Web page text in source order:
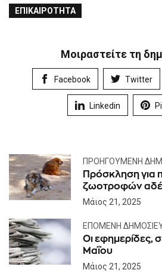
ΕΠΙΚΑΙΡΌΤΗΤΑ
Μοιραστείτε τη
Facebook Twitter
Linkedin
ΠΡΟΗΓΟΎΜΕΝΗ
Πρόσκληση για
ζωοτροφών
Μάιος 21, 2025
ΕΠΌΜΕΝΗ
Οι εφημερίδες,
Μαΐου
Μάιος 21, 2025